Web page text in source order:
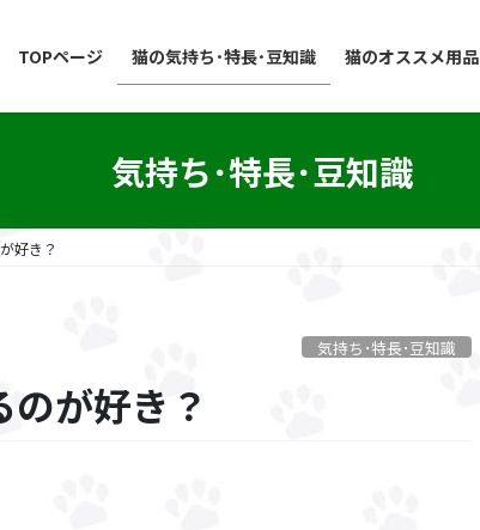
TOPページ 猫の気持ち･特長･豆知識 猫のオススメ用品
気持ち･特長･豆知識
好き？
気持ち･特長･豆知識
が好き？